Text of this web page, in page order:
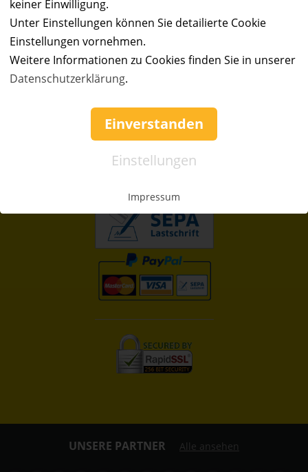
keiner Einwilligung.
Unter Einstellungen können Sie detailierte Cookie
Einstellungen vornehmen.
Weitere Informationen zu Cookies finden Sie in unserer
Datenschutzerklärung.
Einverstanden
Einstellungen
Impressum
Indem Du auf "Registrieren" klickst, erklärst Du Dich mit unseren
Nutzungsbedingungen einverstanden und bestätigst, dass Du unsere
Datenschutzrichtlinie gelesen hast.
Mo. - Fr. 09:00-16:00
Tel.: +49 (0)941 46 39 63 90
info@coupon-future.de
UNSERE PARTNER Alle ansehen